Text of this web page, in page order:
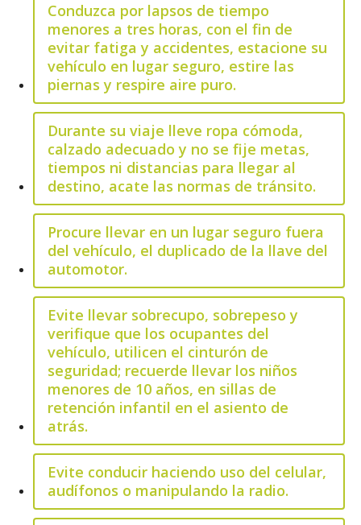
Conduzca por lapsos de tiempo
menores a tres horas, con el fin de
evitar fatiga y accidentes, estacione su
vehículo en lugar seguro, estire las
piernas y respire aire puro.
Durante su viaje lleve ropa cómoda,
calzado adecuado y no se fije metas,
tiempos ni distancias para llegar al
destino, acate las normas de tránsito.
Procure llevar en un lugar seguro fuera
del vehículo, el duplicado de la llave del
automotor.
Evite llevar sobrecupo, sobrepeso y
verifique que los ocupantes del
vehículo, utilicen el cinturón de
seguridad; recuerde llevar los niños
menores de 10 años, en sillas de
retención infantil en el asiento de
atrás.
Evite conducir haciendo uso del celular,
audífonos o manipulando la radio.